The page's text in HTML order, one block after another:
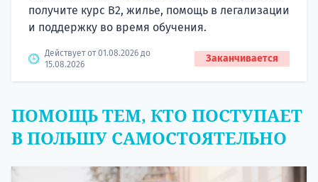
получите курс B2, жилье, помощь в легализации
и поддержку во время обучения.
Действует от 01.08.2026 до
15.08.2026
Заканчивается
ПОМОЩЬ ТЕМ, КТО ПОСТУПАЕТ
В ПОЛЬШУ САМОСТОЯТЕЛЬНО